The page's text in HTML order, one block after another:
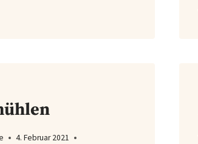
4. Februar 2021